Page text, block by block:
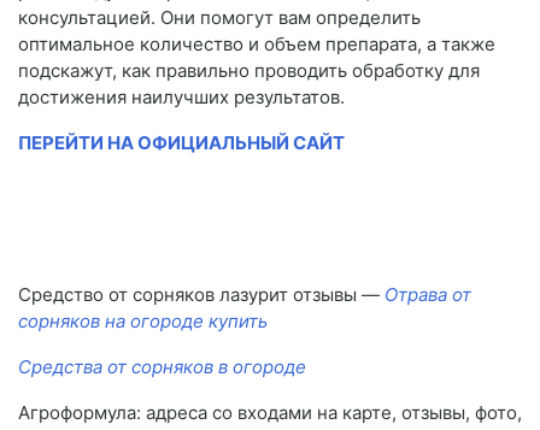
консультацией. Они помогут вам определить
оптимальное количество и объем препарата, а также
подскажут, как правильно проводить обработку для
достижения наилучших результатов.
ПЕРЕЙТИ НА ОФИЦИАЛЬНЫЙ САЙТ
Средство от сорняков лазурит отзывы — Отрава от
сорняков на огороде купить
Средства от сорняков в огороде
Агроформула: адреса со входами на карте, отзывы, фото,